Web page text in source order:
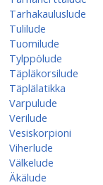
Tarhakauluslude
Tulilude
Tuomilude
Tylppölude
Täpläkorsilude
Täplälatikka
Varpulude
Verilude
Vesiskorpioni
Viherlude
Välkelude
Äkälude